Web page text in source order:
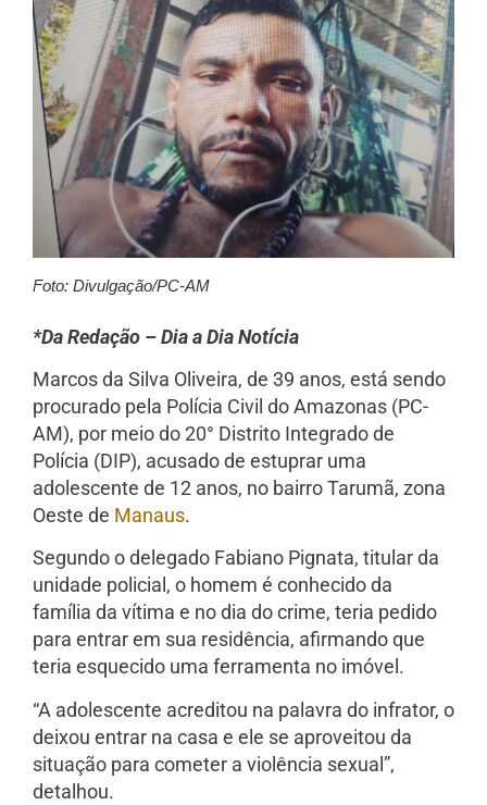
Foto: Divulgação/PC-AM
*Da Redação – Dia a Dia Notícia
Marcos da Silva Oliveira, de 39 anos, está sendo
procurado pela Polícia Civil do Amazonas (PC-
AM), por meio do 20° Distrito Integrado de
Polícia (DIP), acusado de estuprar uma
adolescente de 12 anos, no bairro Tarumã, zona
Oeste de Manaus.
Segundo o delegado Fabiano Pignata, titular da
unidade policial, o homem é conhecido da
família da vítima e no dia do crime, teria pedido
para entrar em sua residência, afirmando que
teria esquecido uma ferramenta no imóvel.
“A adolescente acreditou na palavra do infrator, o
deixou entrar na casa e ele se aproveitou da
situação para cometer a violência sexual”,
detalhou.